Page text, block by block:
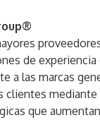
de experiencia
a las marcas
clientes mediante
que